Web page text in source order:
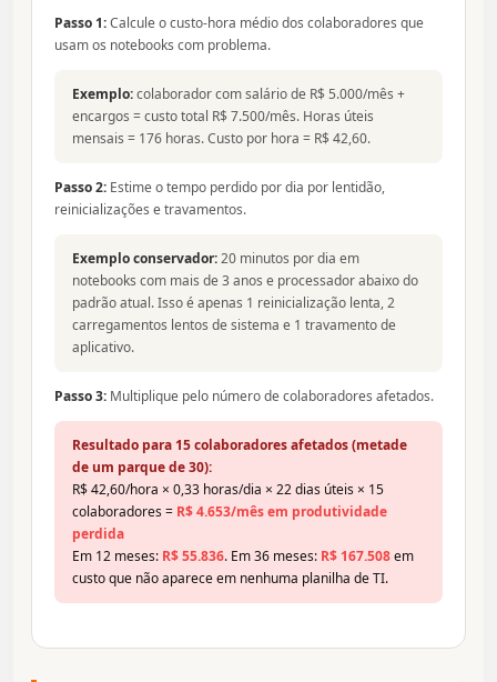
Passo 1:Calcule o custo-hora médio dos colaboradores que
usam os notebooks com problema.
Exemplo:colaborador com salário de R$ 5.000/mês +
encargos = custo total R$ 7.500/mês. Horas úteis
mensais = 176 horas. Custo por hora = R$ 42,60.
Passo 2: Estime o tempo perdido por dia por lentidão,
reinicializações e travamentos.
Exemplo conservador:20 minutos por dia em
notebooks com mais de 3 anos e processador abaixo do
padrão atual. Isso é apenas 1 reinicialização lenta, 2
carregamentos lentos de sistema e 1 travamento de
aplicativo.
Passo 3: Multiplique pelo número de colaboradores afetados.
Resultado para 15 colaboradores afetados (metade
de um parque de 30):
R$ 42,60/hora × 0,33 horas/dia × 22 dias úteis × 15
colaboradores = R$ 4.653/mês em produtividade
perdida
Em 12 meses: R$ 55.836. Em 36 meses: R$ 167.508em
custo que não aparece em nenhuma planilha de TI.